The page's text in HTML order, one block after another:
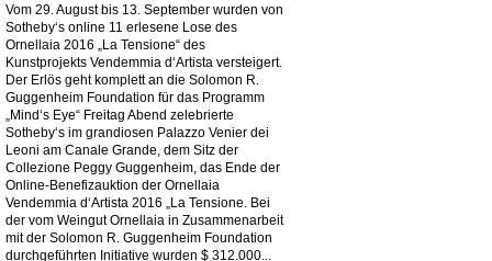
Vom 29. August bis 13. September wurden von
Sotheby‘s online 11 erlesene Lose des
Ornellaia 2016 „La Tensione“ des
Kunstprojekts Vendemmia d‘Artista versteigert.
Der Erlös geht komplett an die Solomon R.
Guggenheim Foundation für das Programm
„Mind‘s Eye“ Freitag Abend zelebrierte
Sotheby‘s im grandiosen Palazzo Venier dei
Leoni am Canale Grande, dem Sitz der
Collezione Peggy Guggenheim, das Ende der
Online-Benefizauktion der Ornellaia
Vendemmia d‘Artista 2016 „La Tensione. Bei
der vom Weingut Ornellaia in Zusammenarbeit
mit der Solomon R. Guggenheim Foundation
durchgeführten Initiative wurden $ 312.000...